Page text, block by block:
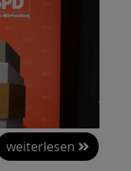
weiterlesen